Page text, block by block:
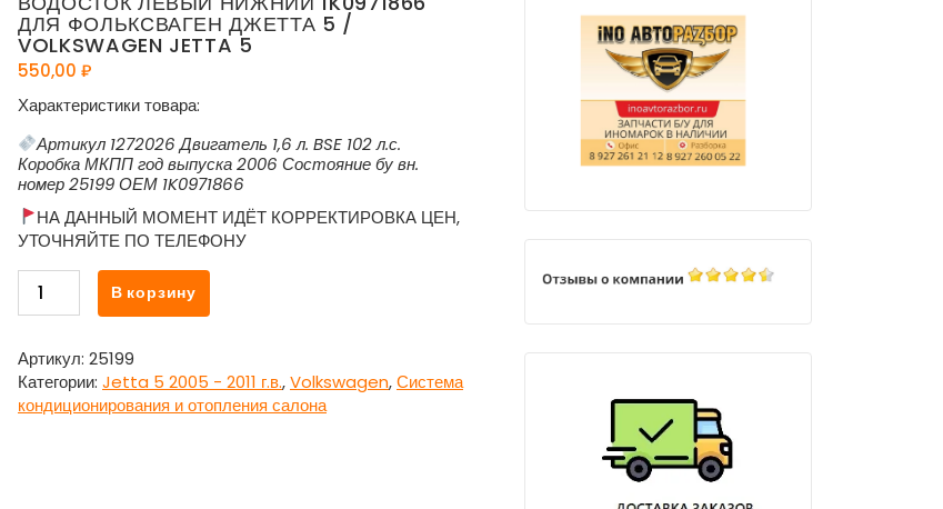
ДЛЯ ФОЛЬКСВАГЕН ДЖЕТТА 5 /
VOLKSWAGEN JETTA 5
550,00 ₽
Характеристики товара:
Артикул 1272026 Двигатель 1,6 л. BSE 102 л.с.
Коробка МКПП год выпуска 2006 Состояние бу вн.
номер 25199 ОЕМ 1K0971866
НА ДАННЫЙ МОМЕНТ ИДЁТ КОРРЕКТИРОВКА ЦЕН,
УТОЧНЯЙТЕ ПО ТЕЛЕФОНУ
Количество
товара
левый
нижний
1K0971866
для
В корзину
Артикул: 25199
Категории: Jetta 5 2005 - 2011 г.в.,Volkswagen,Система
кондиционирования и отопления салона